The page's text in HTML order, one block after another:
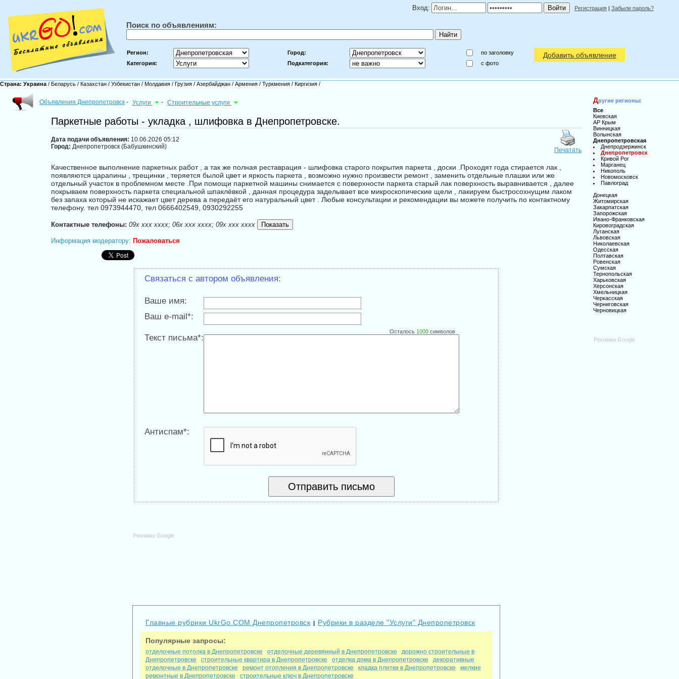
Вход: Регистрация | Забыли пароль?
Поиск по объявлениям:
Регион: Город:
по заголовку
Категория:
Подкатегория: c фото
Добавить объявление
Страна: Украина / Беларусь / Казахстан / Узбекистан / Молдавия / Грузия / Азербайджан / Армения / Туркмения / Киргизия /
Объявления Днепропетровск - Услуги - Строительные услуги
Паркетные работы - укладка , шлифовка в Днепропетровске.
Дата подачи объявления: 10.06.2026 05:12
Город: Днепропетровск (Бабушкинский) Печатать
Качественное выполнение паркетных работ , а так же полная реставрация - шлифовка старого покрытия паркета , доски .Проходят года стирается лак ,
появляются царапины , трещинки , теряется былой цвет и яркость паркета , возможно нужно произвести ремонт , заменить отдельные плашки или же
отдельный участок в проблемном месте .При помощи паркетной машины снимается с поверхности паркета старый лак поверхность выравнивается , далее
покрываем поверхность паркета специальной шпаклёвкой , данная процедура заделывает все микроскопические щели , лакируем быстросохнущим лаком
без запаха который не искажает цвет дерева а передаёт его натуральный цвет . Любые консультации и рекомендации вы можете получить по контактному
телефону. тел 0973944470, тел 0666402549, 0930292255
Контактные телефоны: 09x xxx xxxx; 06x xxx xxxx; 09x xxx xxxx
Информация модератору: Пожаловаться
Связаться с автором объявления:
Ваше имя:
Ваш e-mail*:
Текст письма*:
Осталось 1000 символов
Антиспам*:
Реклама Google
Главные рубрики UkrGo.COM Днепропетровск | Рубрики в разделе "Услуги" Днепропетровск
Популярные запросы:
отделочные потолка в Днепропетровске отделочные деревянный в Днепропетровске
дорожно строительные в
Днепропетровске
строительные квартира в Днепропетровске отделка дома в Днепропетровске
декоративные
отделочные в Днепропетровске
ремонт отопления в Днепропетровске кладка плитки в Днепропетровске
мелкие
ремонтные в Днепропетровске
строительные ключ в Днепропетровске
Другие регионы:
Все
Киевская
АР Крым
Винницкая
Волынская
Днепропетровская
Днепродзержинск
Днепропетровск
Кривой Рог
Марганец
Никополь
Новомосковск
Павлоград
Донецкая
Житомирская
Закарпатская
Запорожская
Ивано-Франковская
Кировоградская
Луганская
Львовская
Николаевская
Одесская
Полтавская
Ровенская
Сумская
Тернопольская
Харьковская
Херсонская
Хмельницкая
Черкасская
Черниговская
Черновицкая
Реклама Google